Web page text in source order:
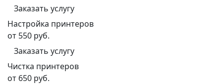
Заказать услугу
Настройка принтеров
от 550 руб.
Заказать услугу
Чистка принтеров
от 650 руб.